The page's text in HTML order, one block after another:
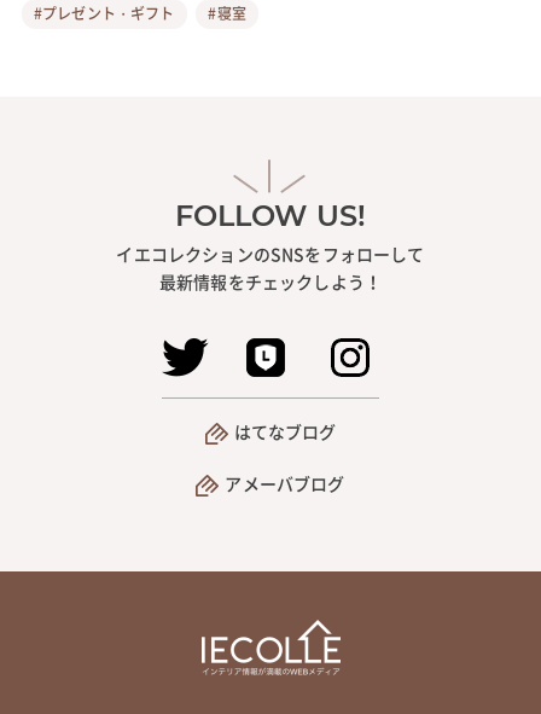
#プレゼント・ギフト
#寝室
FOLLOW US!
イエコレクションのSNSをフォローして
最新情報をチェックしよう！
はてなブログ
アメーバブログ